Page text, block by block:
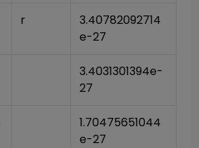
r
3.40782092714
e-27
3.4031301394e-
27
1.70475651044
e-27